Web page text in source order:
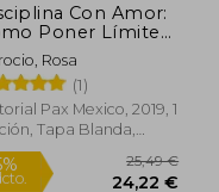
Con Amor:
Poner Límites
Ahogarse En La
Rosa
(1)
Pax Mexico, 2019, 1
Tapa Blanda,